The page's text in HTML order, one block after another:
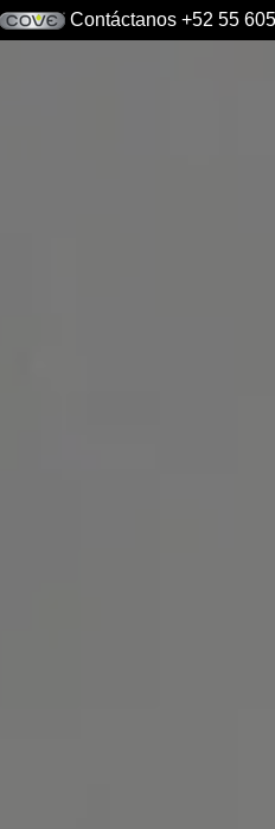
Contáctanos +52 55